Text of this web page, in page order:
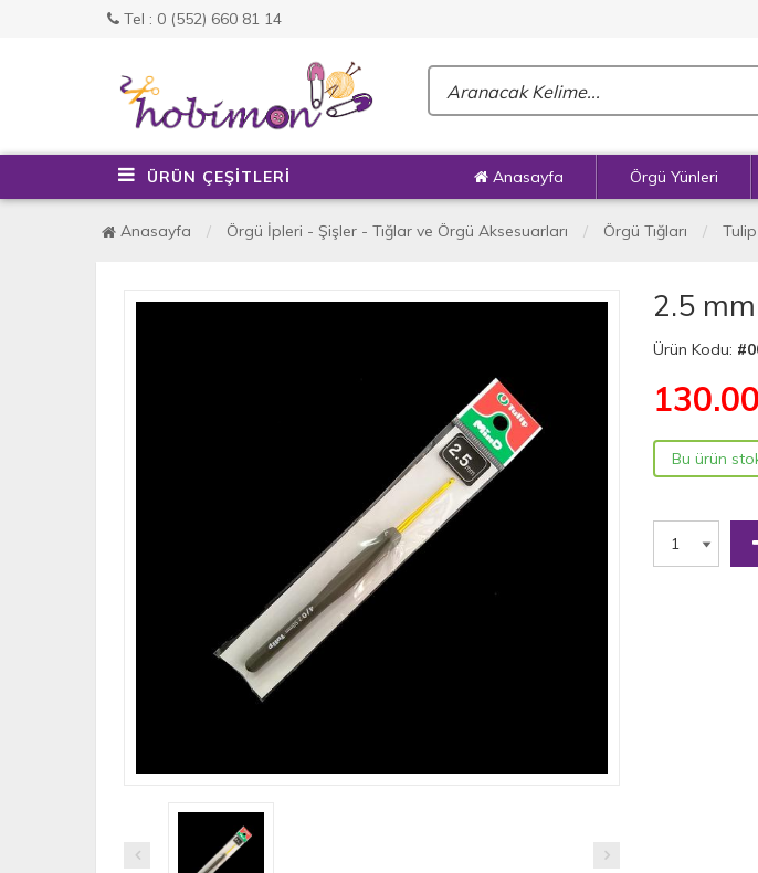
Tel : 0 (552) 660 81 14
ÜRÜN ÇEŞİTLERİ Anasayfa Örgü Yünleri
Anasayfa Örgü İpleri - Şişler - Tığlar ve Örgü Aksesuarları Örgü Tığları
2.5
Ürün Kodu:
130.00
Bu ürün